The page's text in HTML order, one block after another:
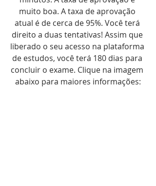
muito boa. A taxa de aprovação
atual é de cerca de 95%. Você terá
direito a duas tentativas! Assim que
liberado o seu acesso na plataforma
de estudos, você terá 180 dias para
concluir o exame. Clique na imagem
abaixo para maiores informações: